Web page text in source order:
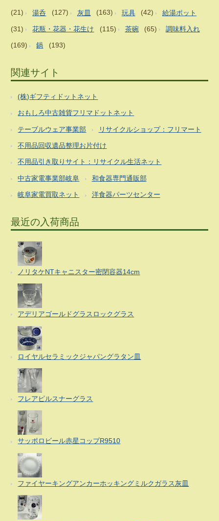
(21) 湯呑 (127) 灰皿 (163) 玩具 (42) 給湯ポット
(31) 花瓶・花器・花生け (115) 茶碗 (65) 調味料入れ
(169) 鍋 (193)
関連サイト
(株)ギフティドットネット
おもしろ中古雑貨フリマドットネット
テーブルウェア事業部 リサイクルショップ：フリマート
不用品回収遺品整理お片付け
不用品引き取りサイト：リサイクル生活ネット
中古家電事業部岐阜 和食器専門通販部
岐阜家電買取ネット 洋食器パーツセンター
最近の入荷商品
ノリタケNTキャニスター密閉容器14cm
アデリアゴールドグラスロックグラス
ロイヤルセラミックジャパングラタン皿
フレアピルスナーグラス
サッポロビール赤星コップR9510
ファイヤーキングアンカーホッキングミルクガラス灰皿